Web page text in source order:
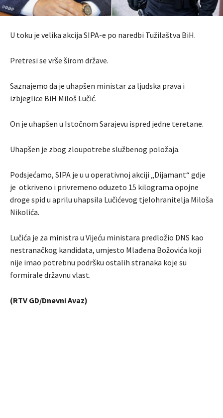
U toku je velika akcija SIPA-e po naredbi Tužilaštva BiH.
Pretresi se vrše širom države.
Saznajemo da je uhapšen ministar za ljudska prava i
izbjeglice BiH Miloš Lučić.
On je uhapšen u Istočnom Sarajevu ispred jedne teretane.
Uhapšen je zbog zloupotrebe službenog položaja.
Podsjećamo, SIPA je u u operativnoj akciji „Dijamant“ gdje
je otkriveno i privremeno oduzeto 15 kilograma opojne
droge spid u aprilu uhapsila Lučićevog tjelohranitelja Miloša
Nikolića.
Lučića je za ministra u Vijeću ministara predložio DNS kao
nestranačkog kandidata, umjesto Mlađena Božovića koji
nije imao potrebnu podršku ostalih stranaka koje su
formirale državnu vlast.
(RTV GD/Dnevni Avaz)